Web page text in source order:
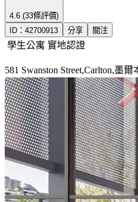
4.6 (33條評價)
ID： 42700913 分享 關注
學生公寓 實地認證
581 Swanston Street,Carlton,墨